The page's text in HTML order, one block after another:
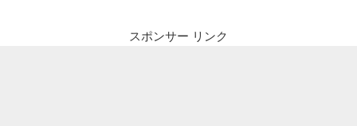
スポンサー リンク